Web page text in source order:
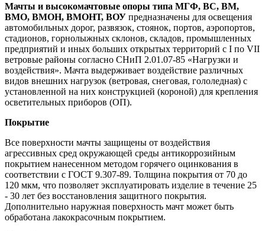
Мачты и высокомачтовые опоры типа МГФ, ВС, ВМ,
ВМО, ВМОН, ВМОНТ, ВОУ предназначены для освещения
автомобильных дорог, развязок, стоянок, портов, аэропортов,
стадионов, горнолыжных склонов, складов, промышленных
предприятий и иных больших открытых территорий с I по VII
ветровые районы согласно СНиП 2.01.07-85 «Нагрузки и
воздействия». Мачта выдерживает воздействие различных
видов внешних нагрузок (ветровая, снеговая, гололедная) с
установленной на них конструкцией (короной) для крепления
осветительных приборов (ОП).
Покрытие
Все поверхности мачты защищены от воздействия
агрессивных сред окружающей среды антикоррозийным
покрытием нанесенном методом горячего оцинкования в
соответствии с ГОСТ 9.307-89. Толщина покрытия от 70 до
120 мкм, что позволяет эксплуатировать изделие в течение 25
- 30 лет без восстановления защитного покрытия.
Дополнительно наружная поверхность мачт может быть
обработана лакокрасочным покрытием.